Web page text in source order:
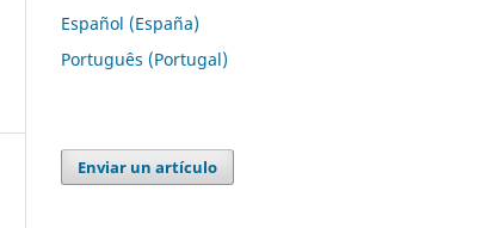
Español (España)
Português (Portugal)
Enviar un artículo